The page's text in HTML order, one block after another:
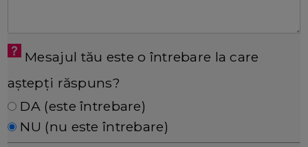
Mesajul tău este o întrebare la care
aștepți răspuns?
DA (este întrebare)
NU (nu este întrebare)